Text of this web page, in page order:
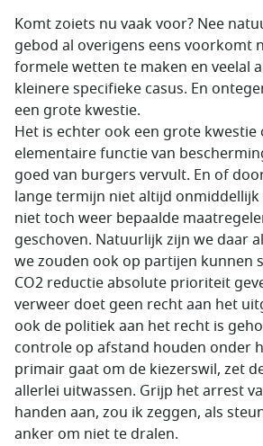
Komt zoiets nu vaak voor? Nee
gebod al overigens eens voorkomt
formele wetten te maken en veelal
kleinere specifieke casus. En
een grote kwestie.
Het is echter ook een grote kwestie
elementaire functie van
goed van burgers vervult. En of
lange termijn niet altijd
niet toch weer bepaalde
geschoven. Natuurlijk zijn we daar
we zouden ook op partijen kunnen
CO2 reductie absolute prioriteit
verweer doet geen recht aan het
ook de politiek aan het recht is
controle op afstand houden onder
primair gaat om de kiezerswil, zet
allerlei uitwassen. Grijp het arrest
handen aan, zou ik zeggen, als
anker om niet te dralen.